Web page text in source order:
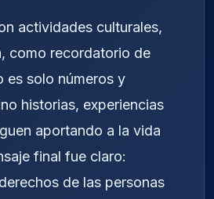
actividades culturales,
como recordatorio de
es solo números y
historias, experiencias
aportando a la vida
final fue claro:
de las personas